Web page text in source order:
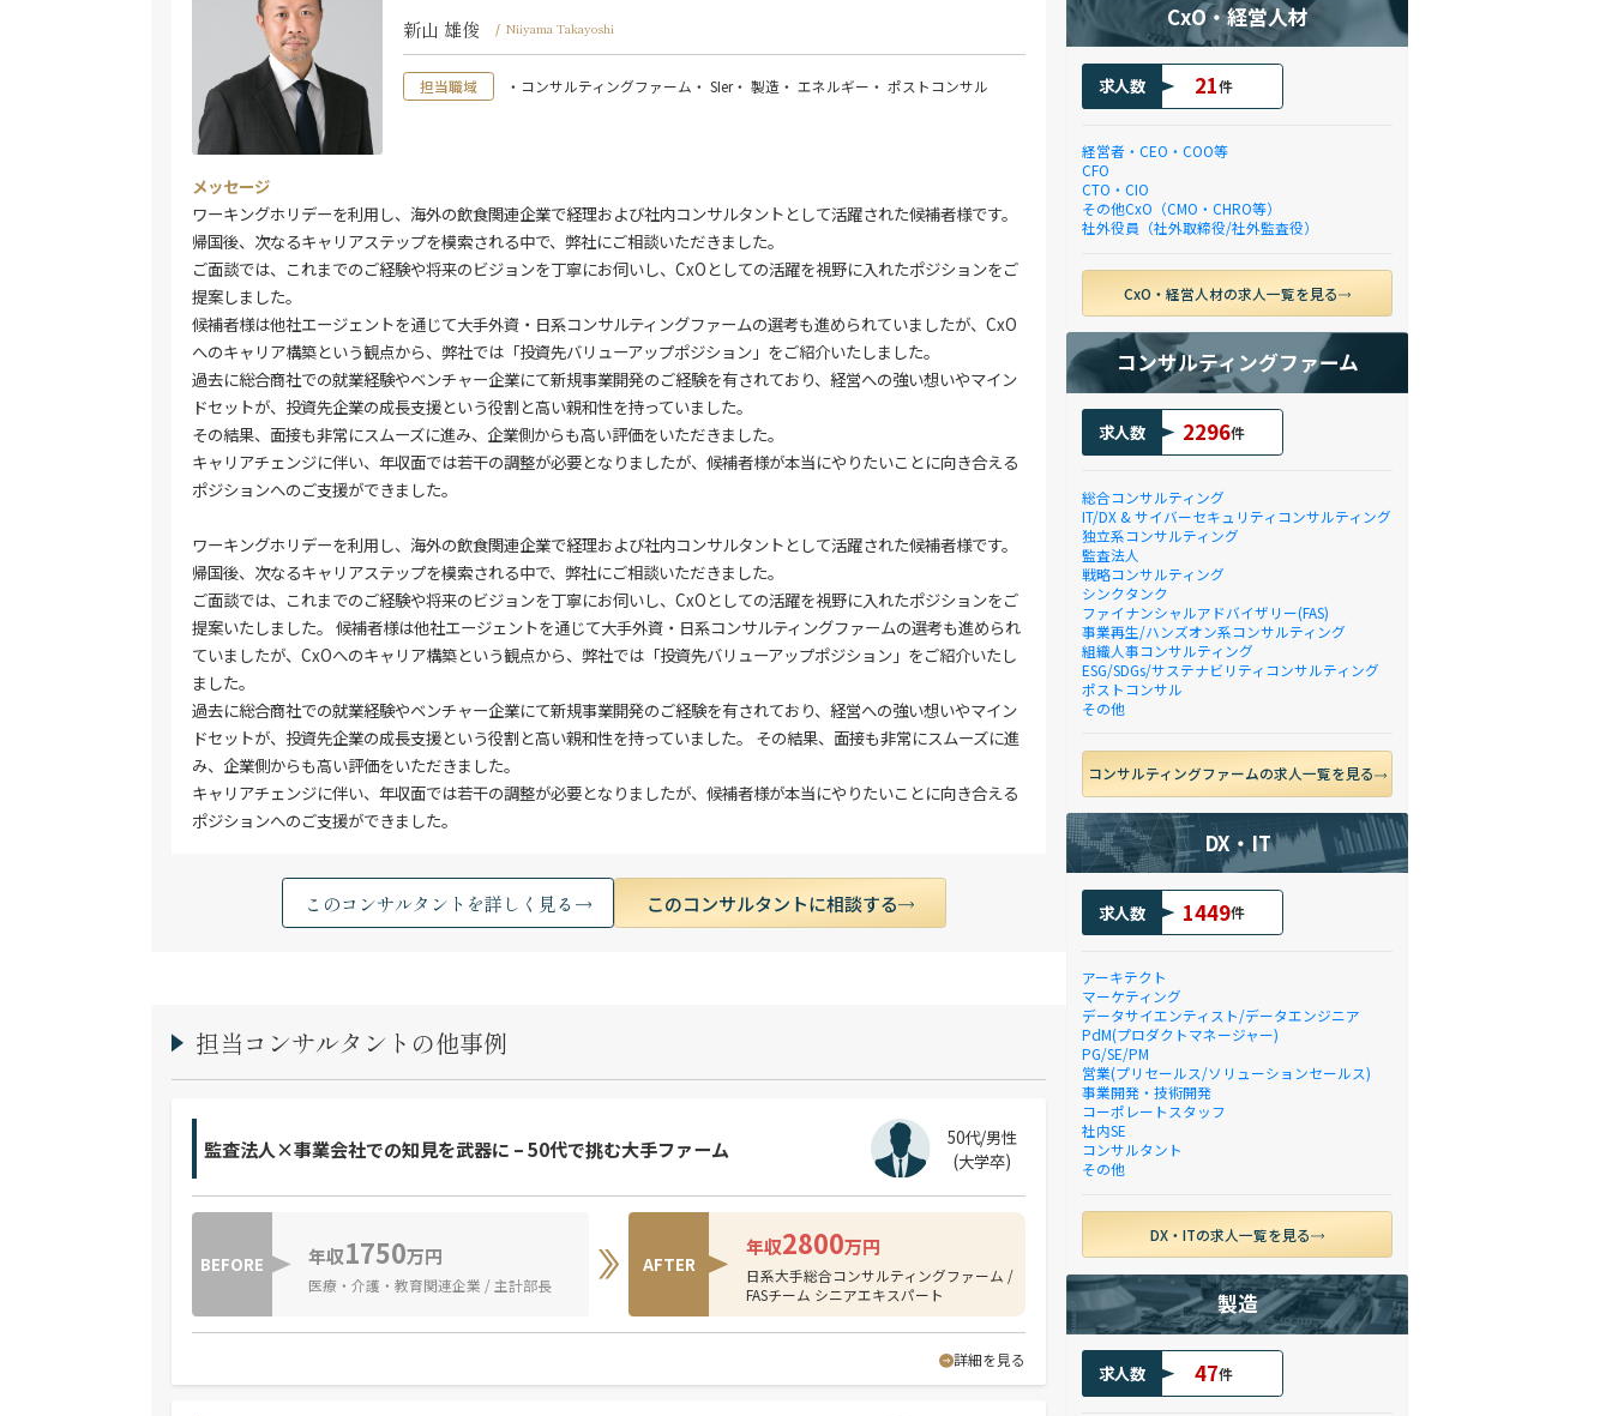
新山 雄俊 / Niiyama Takayoshi
担当職域 ・コンサルティングファーム ・ SIer・ 製造・ エネルギー ・ ポストコンサル
メッセージ
ワーキングホリデーを利用し、海外の飲食関連企業で経理および社内コンサルタントとして活躍された候補者様です。
帰国後、次なるキャリアステップを模索される中で、弊社にご相談いただきました。
ご面談では、これまでのご経験や将来のビジョンを丁寧にお伺いし、CxOとしての活躍を視野に入れたポジションをご
提案しました。
候補者様は他社エージェントを通じて大手外資・日系コンサルティングファームの選考も進められていましたが、CxO
へのキャリア構築という観点から、弊社では「投資先バリューアップポジション」をご紹介いたしました。
過去に総合商社での就業経験やベンチャー企業にて新規事業開発のご経験を有されており、経営への強い想いやマイン
ドセットが、投資先企業の成長支援という役割と高い親和性を持っていました。
その結果、面接も非常にスムーズに進み、企業側からも高い評価をいただきました。
キャリアチェンジに伴い、年収面では若干の調整が必要となりましたが、候補者様が本当にやりたいことに向き合える
ポジションへのご支援ができました。
ワーキングホリデーを利用し、海外の飲食関連企業で経理および社内コンサルタントとして活躍された候補者様です。
帰国後、次なるキャリアステップを模索される中で、弊社にご相談いただきました。
ご面談では、これまでのご経験や将来のビジョンを丁寧にお伺いし、CxOとしての活躍を視野に入れたポジションをご
提案いたしました。 候補者様は他社エージェントを通じて大手外資・日系コンサルティングファームの選考も進められ
ていましたが、CxOへのキャリア構築という観点から、弊社では「投資先バリューアップポジション」をご紹介いたし
ました。
過去に総合商社での就業経験やベンチャー企業にて新規事業開発のご経験を有されており、経営への強い想いやマイン
ドセットが、投資先企業の成長支援という役割と高い親和性を持っていました。 その結果、面接も非常にスムーズに進
み、企業側からも高い評価をいただきました。
キャリアチェンジに伴い、年収面では若干の調整が必要となりましたが、候補者様が本当にやりたいことに向き合える
ポジションへのご支援ができました。
このコンサルタントを詳しく見る このコンサルタントに相談する
担当コンサルタントの他事例
監査法人×事業会社での知見を武器に – 50代で挑む大手ファーム
50代/男性
(大学卒)
BEFORE 年収1750万円
医療・介護・教育関連企業 / 主計部長
AFTER
年収2800万円
日系大手総合コンサルティングファーム /
FASチーム シニアエキスパート
詳細を見る
CxO・経営人材
求人数 21件
経営者・CEO・COO等
CFO
CTO・CIO
その他CxO（CMO・CHRO等）
社外役員（社外取締役/社外監査役）
CxO・経営人材の求人一覧を見る
コンサルティングファーム
求人数 2296件
総合コンサルティング
IT/DX & サイバーセキュリティコンサルティング
独立系コンサルティング
監査法人
戦略コンサルティング
シンクタンク
ファイナンシャルアドバイザリー(FAS)
事業再生/ハンズオン系コンサルティング
組織人事コンサルティング
ESG/SDGs/サステナビリティコンサルティング
ポストコンサル
その他
コンサルティングファームの求人一覧を見る
DX・IT
求人数 1449件
アーキテクト
マーケティング
データサイエンティスト/データエンジニア
PdM(プロダクトマネージャー)
PG/SE/PM
営業(プリセールス/ソリューションセールス)
事業開発・技術開発
コーポレートスタッフ
社内SE
コンサルタント
その他
DX・ITの求人一覧を見る
製造
求人数 47件